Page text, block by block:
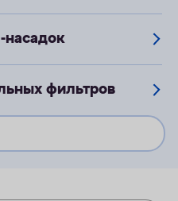
насадок
фильтров